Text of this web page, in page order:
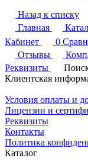
Назад к списку
Главная
Кабинет
0
Отзывы
Реквизиты
Клиентская
Условия оплаты и
Лицензии и
Реквизиты
Контакты
Политика
Каталог